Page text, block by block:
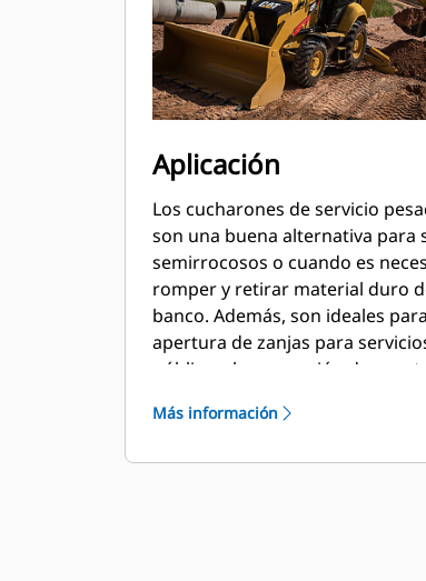
Aplicación
Los cucharones de servicio
son una buena alternativa para
semirrocosos o cuando es
romper y retirar material duro
banco. Además, son ideales
apertura de zanjas para
públicos, la excavación de
aplicaciones de construcción,
Más información